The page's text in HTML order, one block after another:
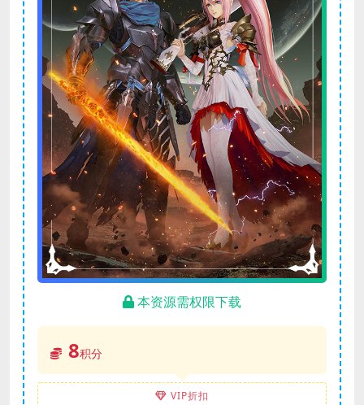
本资源需权限下载
8积分
VIP折扣